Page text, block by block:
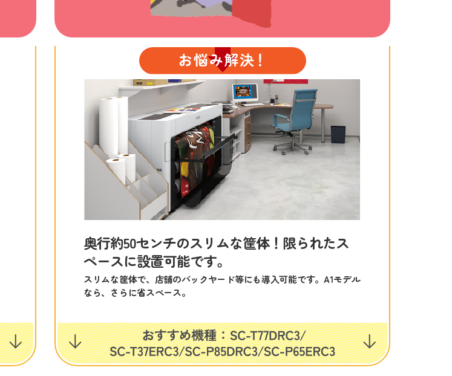
奥行約50センチのスリムな筐体！限られたス
ペースに設置可能です。
スリムな筐体で、店舗のバックヤード等にも導入可能です。A1モデル
なら、さらに省スペース。